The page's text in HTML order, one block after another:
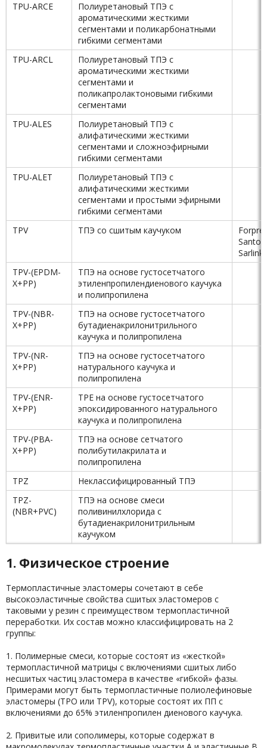
TPU-ARCE
Полиуретановый ТПЭ с
ароматическими жесткими
сегментами и поликарбонатными
гибкими сегментами
TPU-ARCL
Полиуретановый ТПЭ с
ароматическими жесткими
сегментами и
поликапролактоновыми гибкими
сегментами
TPU-ALES
Полиуретановый ТПЭ с
алифатическими жесткими
сегментами и сложноэфирными
гибкими сегментами
TPU-ALET
Полиуретановый ТПЭ с
алифатическими жесткими
сегментами и простыми эфирными
гибкими сегментами
TPV
ТПЭ со сшитым каучуком
Sarlink
TPV-(EPDM-
X+PP)
ТПЭ на основе густосетчатого
этиленпропилендиенового каучука
и полипропилена
TPV-(NBR-
X+PP)
ТПЭ на основе густосетчатого
бутадиенакрилонитрильного
каучука и полипропилена
TPV-(NR-
X+PP)
ТПЭ на основе густосетчатого
натурального каучука и
полипропилена
TPV-(ENR-
X+PP)
ТРЕ на основе густосетчатого
эпоксидированного натурального
каучука и полипропилена
TPV-(PBA-
X+PP)
ТПЭ на основе сетчатого
полибутилакрилата и
полипропилена
TPZ
Неклассифицированный ТПЭ
TPZ-
(NBR+PVC)
ТПЭ на основе смеси
поливинилхлорида с
бутадиенакрилонитрильным
каучуком
1. Физическое строение
Термопластичные эластомеры сочетают в себе
высокоэластичные свойства сшитых эластомеров с
таковыми у резин с преимуществом термопластичной
переработки. Их состав можно классифицировать на 2
группы:
1. Полимерные смеси, которые состоят из «жесткой»
термопластичной матрицы с включениями сшитых либо
несшитых частиц эластомера в качестве «гибкой» фазы.
Примерами могут быть термопластичные полиолефиновые
эластомеры (ТРО или TPV), которые состоят их ПП с
включениями до 65% этиленпропилен диенового каучука.
2. Привитые или сополимеры, которые содержат в